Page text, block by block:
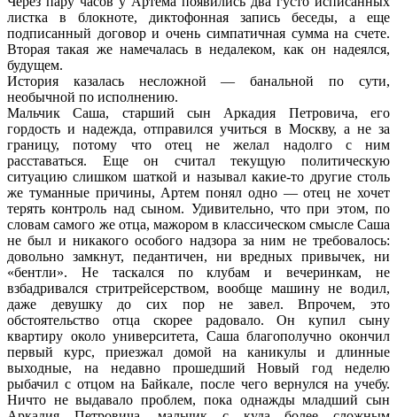
листка в блокноте, диктофонная запись беседы, а еще
подписанный договор и очень симпатичная сумма на счете.
Вторая такая же намечалась в недалеком, как он надеялся,
будущем.
История казалась несложной — банальной по сути,
необычной по исполнению.
Мальчик Саша, старший сын Аркадия Петровича, его
гордость и надежда, отправился учиться в Москву, а не за
границу, потому что отец не желал надолго с ним
расставаться. Еще он считал текущую политическую
ситуацию слишком шаткой и называл какие-то другие столь
же туманные причины, Артем понял одно — отец не хочет
терять контроль над сыном. Удивительно, что при этом, по
словам самого же отца, мажором в классическом смысле Саша
не был и никакого особого надзора за ним не требовалось:
довольно замкнут, педантичен, ни вредных привычек, ни
«бентли». Не таскался по клубам и вечеринкам, не
взбадривался стритрейсерством, вообще машину не водил,
даже девушку до сих пор не завел. Впрочем, это
обстоятельство отца скорее радовало. Он купил сыну
квартиру около университета, Саша благополучно окончил
первый курс, приезжал домой на каникулы и длинные
выходные, на недавно прошедший Новый год неделю
рыбачил с отцом на Байкале, после чего вернулся на учебу.
Ничто не выдавало проблем, пока однажды младший сын